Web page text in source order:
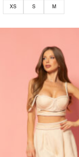
XS S M